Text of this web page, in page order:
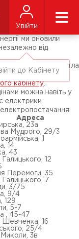
Увійти
до Кабінету
ми оновили
від
відключенні світла
в такому разі
кабінету.
можна навіть у
електрики.
Адреса
23а
Мудрого, 29/3
1
14
43
12
Перемоги, 35
7
3/75
9/4
129
5-7
, 45-47
Шевченка, 16
25/4
3в